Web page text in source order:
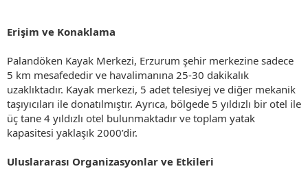
Erişim ve Konaklama
Palandöken Kayak Merkezi, Erzurum şehir merkezine sadece
5 km mesafededir ve havalimanına 25-30 dakikalık
uzaklıktadır. Kayak merkezi, 5 adet telesiyej ve diğer mekanik
taşıyıcıları ile donatılmıştır. Ayrıca, bölgede 5 yıldızlı bir otel ile
üç tane 4 yıldızlı otel bulunmaktadır ve toplam yatak
kapasitesi yaklaşık 2000’dir.
Uluslararası Organizasyonlar ve Etkileri